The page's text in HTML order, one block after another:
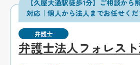
【久屋大通駅徒歩1分】ご相談から
対応｜個人から法人までお任せくだ
弁護士
弁護士法人フォレス